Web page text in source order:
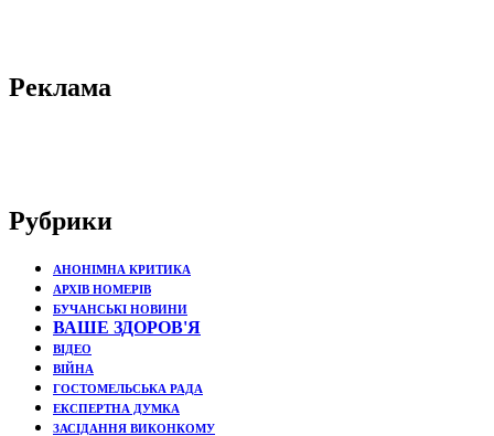
Реклама
Рубрики
АНОНІМНА КРИТИКА
АРХІВ НОМЕРІВ
БУЧАНСЬКІ НОВИНИ
ВАШЕ ЗДОРОВ'Я
ВІДЕО
ВІЙНА
ГОСТОМЕЛЬСЬКА РАДА
ЕКСПЕРТНА ДУМКА
ЗАСІДАННЯ ВИКОНКОМУ